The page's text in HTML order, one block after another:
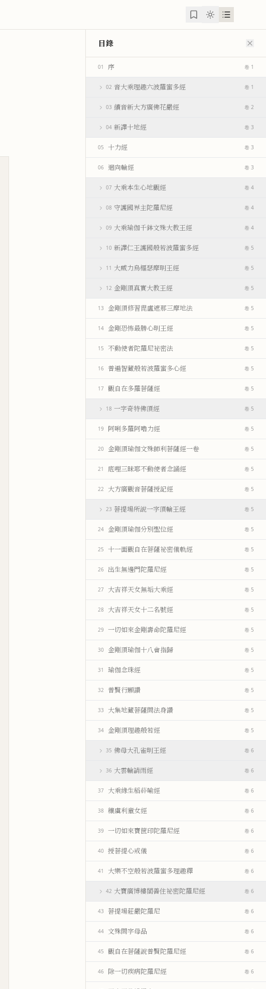
目錄
01 序 卷 1
02 音大乘理趣六波羅蜜多經 卷 1
03 續音新大方廣佛花嚴經 卷 2
04 新譯十地經 卷 3
05 十力經 卷 3
06 迴向輪經 卷 3
07 大乘本生心地觀經 卷 4
08 守護國界主陀羅尼經 卷 4
09 大乘瑜伽千鉢文殊大教王經 卷 4
10 新譯仁王護國般若波羅蜜多經 卷 5
11 大威力烏樞瑟摩明王經 卷 5
12 金剛頂真實大教王經 卷 5
13 金剛頂修習毘盧遮那三摩地法 卷 5
14 金剛恐怖最勝心明王經 卷 5
15 不動使者陀羅尼祕密法 卷 5
16 普遍智藏般若波羅蜜多心經 卷 5
17 觀自在多羅菩薩經 卷 5
18 一字奇特佛頂經 卷 5
19 阿唎多羅阿嚕力經 卷 5
20 金剛頂瑜伽文殊師利菩薩經一卷 卷 5
21 底哩三昧耶不動使者念誦經 卷 5
22 大方廣觀音菩薩授記經 卷 5
23 菩提場所說一字頂輪王經 卷 5
24 金剛頂瑜伽分別聖位經 卷 5
25 十一面觀自在菩薩祕密儀軌經 卷 5
26 出生無邊門陀羅尼經 卷 5
27 大吉祥天女無垢大乘經 卷 5
28 大吉祥天女十二名號經 卷 5
29 一切如來金剛壽命陀羅尼經 卷 5
30 金剛頂瑜伽十八會指歸 卷 5
31 瑜伽念珠經 卷 5
32 普賢行願讚 卷 5
33 大集地藏菩薩問法身讚 卷 5
34 金剛頂理趣般若經 卷 5
35 佛母大孔雀明王經 卷 6
36 大雲輪請雨經 卷 6
37 大乘緣生稻𦼮喻經 卷 6
38 穰虞利童女經 卷 6
39 一切如來寶篋印陀羅尼經 卷 6
40 授菩提心戒儀 卷 6
41 大樂不空般若波羅蜜多理趣釋 卷 6
42 大寶廣博樓閣善住祕密陀羅尼經 卷 6
43 菩提場莊嚴陀羅尼 卷 6
44 文殊問字母品 卷 6
45 觀自在菩薩說普賢陀羅尼經 卷 6
46 除一切疾病陀羅尼經 卷 6